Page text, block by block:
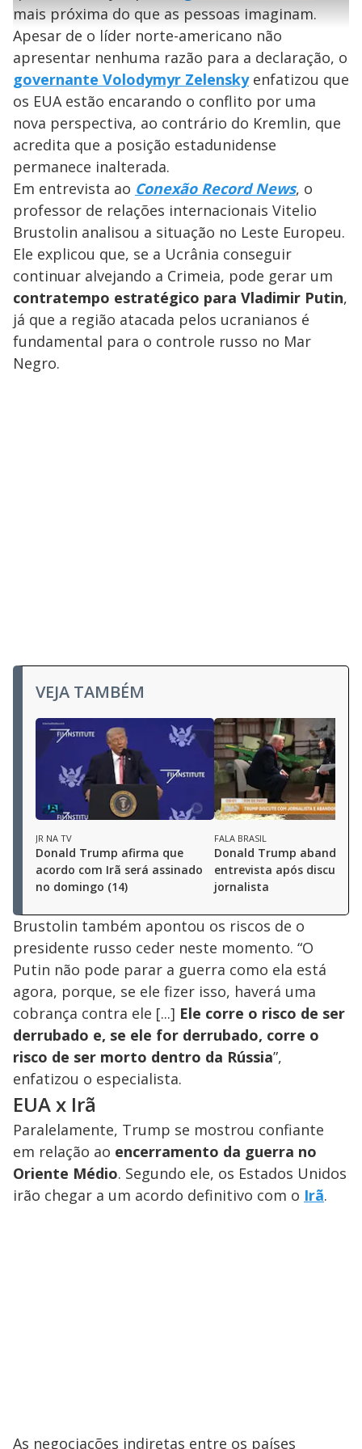
a
y
V
i
d
e
o
u
d
o
e
g
n
d
s
u
d
mais próxima do que as pessoas imaginam.
Apesar de o líder norte-americano não
apresentar nenhuma razão para a declaração, o
governante Volodymyr Zelenskyenfatizou que
os EUA estão encarando o conflito por uma
nova perspectiva, ao contrário do Kremlin, que
acredita que a posição estadunidense
permanece inalterada.
Em entrevista ao Conexão Record News, o
professor de relações internacionais Vitelio
Brustolin analisou a situação no Leste Europeu.
Ele explicou que, se a Ucrânia conseguir
continuar alvejando a Crimeia, pode gerar um
contratempo estratégico para Vladimir Putin,
já que a região atacada pelos ucranianos é
fundamental para o controle russo no Mar
Negro.
VEJA TAMBÉM
JR NA TV
Donald Trump afirma que
acordo com Irã será assinado
no domingo (14)
FALA BRASIL
Donald Trump abandona
entrevista após
jornalista
Brustolin também apontou os riscos de o
presidente russo ceder neste momento. “O
Putin não pode parar a guerra como ela está
agora, porque, se ele fizer isso, haverá uma
cobrança contra ele [...] Ele corre o risco de ser
derrubado e, se ele for derrubado, corre o
risco de ser morto dentro da Rússia”,
enfatizou o especialista.
EUA x Irã
Paralelamente, Trump se mostrou confiante
em relação ao encerramento da guerra no
Oriente Médio. Segundo ele, os Estados Unidos
irão chegar a um acordo definitivo com o Irã.
As negociações indiretas entre os países